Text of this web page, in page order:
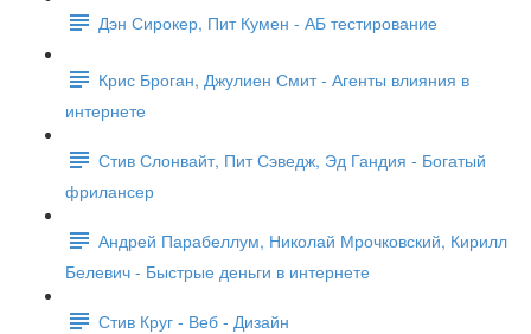
Дэн Сирокер, Пит Кумен - АБ тестирование
Крис Броган, Джулиен Смит - Агенты влияния в
интернете
Стив Слонвайт, Пит Сэведж, Эд Гандия - Богатый
фрилансер
Андрей Парабеллум, Николай Мрочковский, Кирилл
Белевич - Быстрые деньги в интернете
Стив Круг - Веб - Дизайн